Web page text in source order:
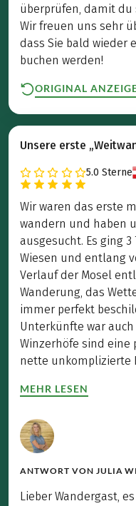
überprüfen, damit du
Wir freuen uns sehr
dass Sie bald wieder
buchen werden!
ORIGINAL
Unsere erste
5.0 Sterne
Wir waren das erste
wandern und haben
ausgesucht. Es ging
Wiesen und entlang
Verlauf der Mosel
Wanderung, das
immer perfekt
Unterkünfte war
Winzerhöfe sind eine
nette unkomplizierte
MEHR LESEN
ANTWORT VON JULIA
Lieber Wandergast,